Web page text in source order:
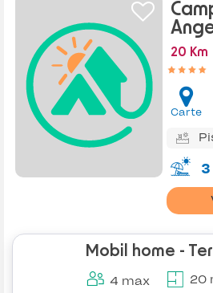
20 Km
Carte
Mobil home -
4 max
20